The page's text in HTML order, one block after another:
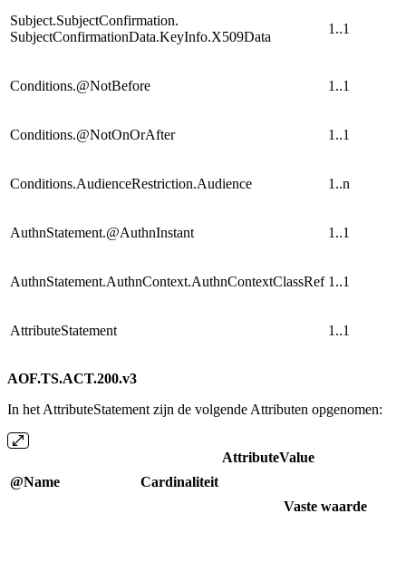
Subject.SubjectConfirmation.
SubjectConfirmationData.KeyInfo.X509Data
1..1
Conditions.@NotBefore 1..1
Conditions.@NotOnOrAfter 1..1
Conditions.AudienceRestriction.Audience 1..n
AuthnStatement.@AuthnInstant 1..1
AuthnStatement.AuthnContext.AuthnContextClassRef 1..1
AttributeStatement 1..1
AOF.TS.ACT.200.v3
In het AttributeStatement zijn de volgende Attributen opgenomen:
@Name Cardinaliteit
AttributeValue
Vaste waarde